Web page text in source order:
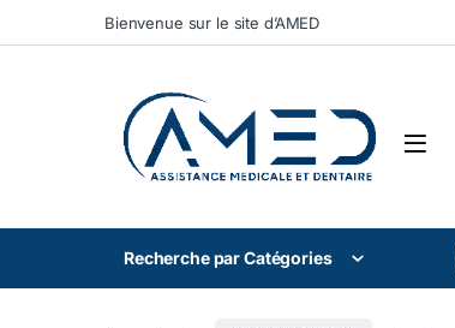
Skip to navigation
Skip to contentBienvenue sur le site d’AMED
Recherche par Catégories